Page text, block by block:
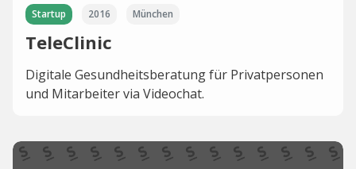
Startup 2016 München
TeleClinic
Digitale Gesundheitsberatung für Privatpersonen
und Mitarbeiter via Videochat.